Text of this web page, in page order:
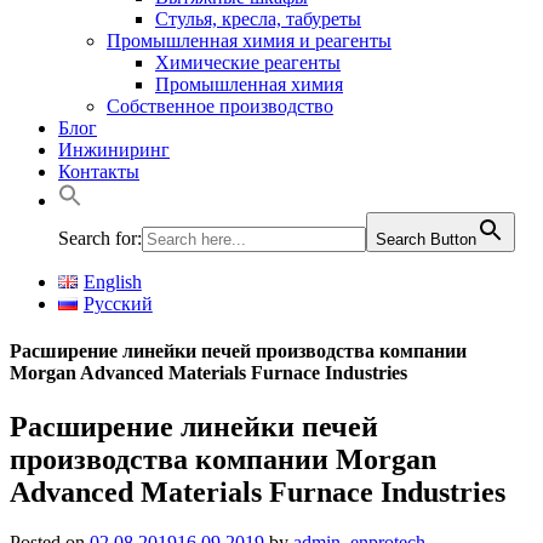
Стулья, кресла, табуреты
Промышленная химия и реагенты
Химические реагенты
Промышленная химия
Собственное производство
Блог
Инжиниринг
Контакты
Search for: Search Button
English
Русский
Расширение линейки печей производства компании
Morgan Advanced Materials Furnace Industries
Расширение линейки печей
производства компании Morgan
Advanced Materials Furnace Industries